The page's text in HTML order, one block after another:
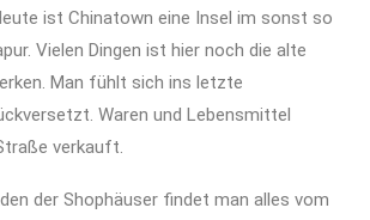
ist Chinatown eine Insel im sonst so
Vielen Dingen ist hier noch die alte
Man fühlt sich ins letzte
Waren und Lebensmittel
verkauft.
der Shophäuser findet man alles vom